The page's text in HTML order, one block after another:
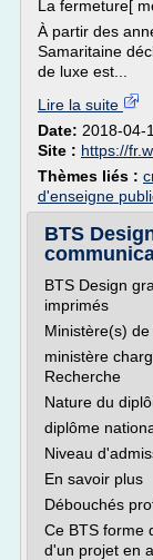
La fermeture[
À partir des
Samaritaine
de luxe est...
Lire la suite
Date: 2018-04-
Site : https://
Thèmes liés :
d'enseigne
BTS
BTS Design
imprimés
Ministère(s) de
ministère
Recherche
Nature du
diplôme
Niveau
En savoir plus
Débouchés
Ce BTS forme
d'un projet en